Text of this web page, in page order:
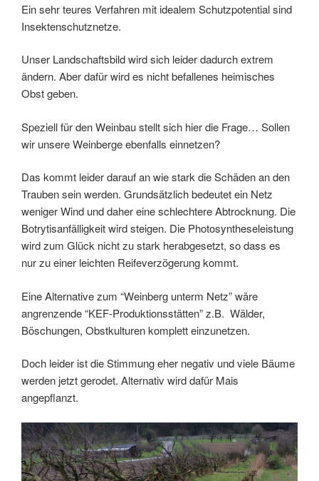
Ein sehr teures Verfahren mit idealem Schutzpotential sind
Insektenschutznetze.
Unser Landschaftsbild wird sich leider dadurch extrem
ändern. Aber dafür wird es nicht befallenes heimisches
Obst geben.
Speziell für den Weinbau stellt sich hier die Frage… Sollen
wir unsere Weinberge ebenfalls einnetzen?
Das kommt leider darauf an wie stark die Schäden an den
Trauben sein werden. Grundsätzlich bedeutet ein Netz
weniger Wind und daher eine schlechtere Abtrocknung. Die
Botrytisanfälligkeit wird steigen. Die Photosyntheseleistung
wird zum Glück nicht zu stark herabgesetzt, so dass es
nur zu einer leichten Reifeverzögerung kommt.
Eine Alternative zum “Weinberg unterm Netz” wäre
angrenzende “KEF-Produktionsstätten” z.B. Wälder,
Böschungen, Obstkulturen komplett einzunetzen.
Doch leider ist die Stimmung eher negativ und viele Bäume
werden jetzt gerodet. Alternativ wird dafür Mais
angepflanzt.